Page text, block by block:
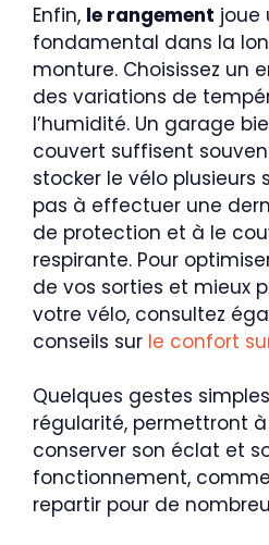
Enfin, le rangement joue
fondamental dans la
monture. Choisissez un
des variations de
l’humidité. Un garage
couvert suffisent
stocker le vélo plusieurs
pas à effectuer une
de protection et à le
respirante. Pour
de vos sorties et mieux
votre vélo, consultez
conseils sur le confort
Quelques gestes
régularité, permettront
conserver son éclat et
fonctionnement,
repartir pour de